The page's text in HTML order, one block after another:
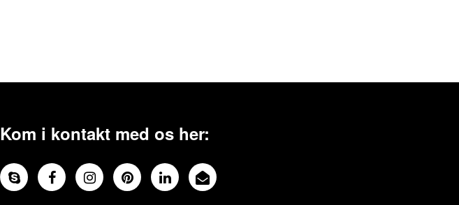
Kom i kontakt med os her: